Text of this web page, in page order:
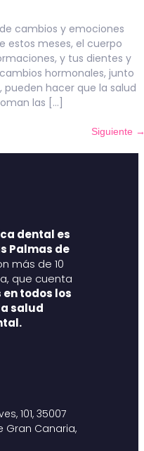
cambios y emociones
estos meses, el cuerpo
y tus dientes y
hormonales, junto
pueden hacer que la salud
las […]
Siguiente
dental es
Palmas de
más de 10
que cuenta
todos los
salud
101, 35007
Gran Canaria,